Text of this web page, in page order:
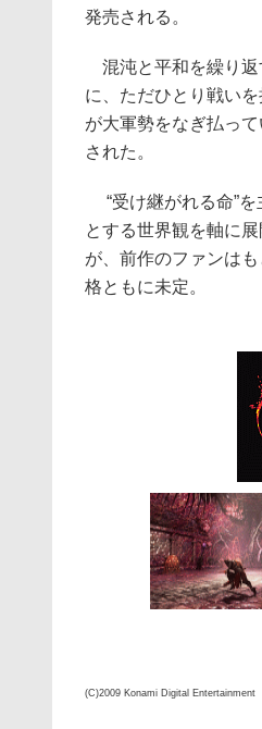
発売される。
混沌と平和を繰り返
に、ただひとり戦い
が大軍勢をなぎ払っ
された。
“受け継がれる命”を
とする世界観を軸に
が、前作のファンは
格ともに未定。
(C)2009 Konami Digital Entertainment